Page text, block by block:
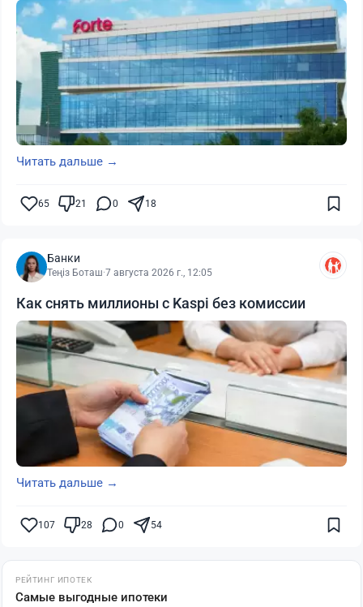
Читать дальше →
65 21 0 18
Банки
Теңіз Боташ·7 августа 2026 г., 12:05
Как снять миллионы с Kaspi без комиссии
Читать дальше →
107 28 0 54
РЕЙТИНГ ИПОТЕК
Самые выгодные ипотеки